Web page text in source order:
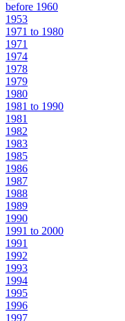
before 1960
1953
1971 to 1980
1971
1974
1978
1979
1980
1981 to 1990
1981
1982
1983
1985
1986
1987
1988
1989
1990
1991 to 2000
1991
1992
1993
1994
1995
1996
1997